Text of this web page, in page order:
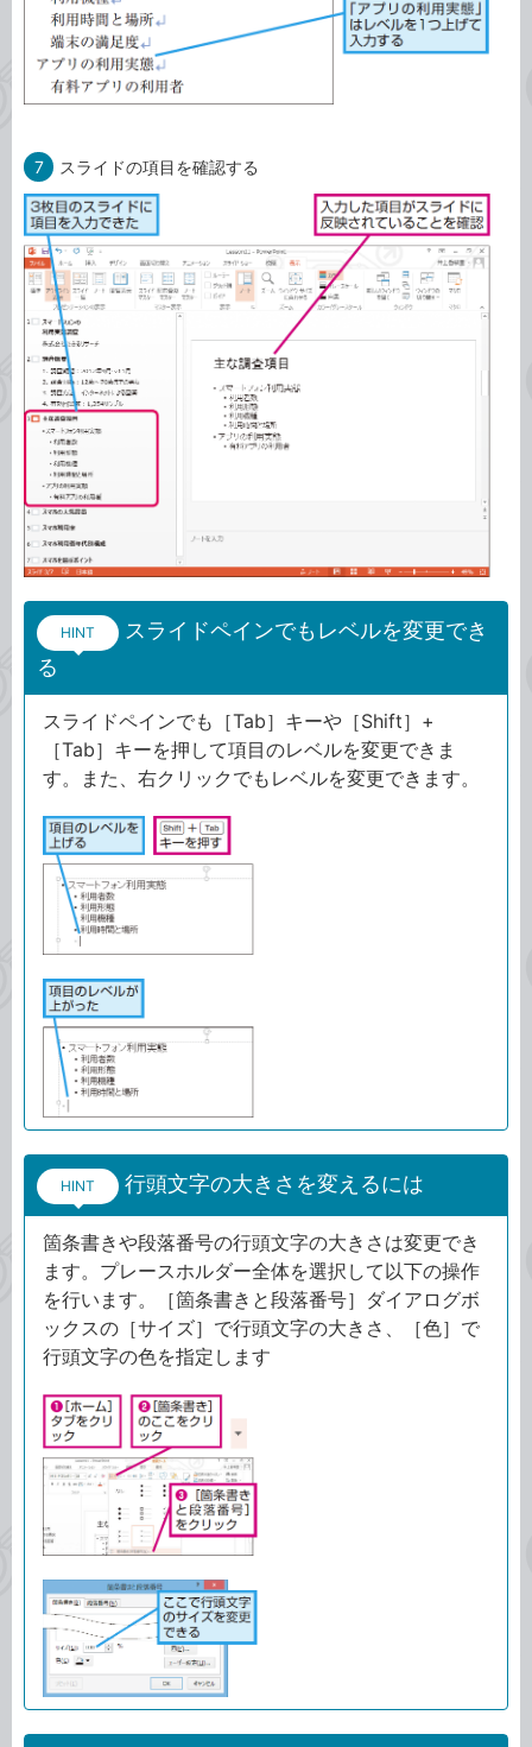
7 スライドの項目を確認する
HINT
スライドペインでもレベルを変更でき
る
スライドペインでも［Tab］キーや［Shift］+
［Tab］キーを押して項目のレベルを変更できま
す。また、右クリックでもレベルを変更できます。
HINT 行頭文字の大きさを変えるには
箇条書きや段落番号の行頭文字の大きさは変更でき
ます。プレースホルダー全体を選択して以下の操作
を行います。［箇条書きと段落番号］ダイアログボ
ックスの［サイズ］で行頭文字の大きさ、［色］で
行頭文字の色を指定します